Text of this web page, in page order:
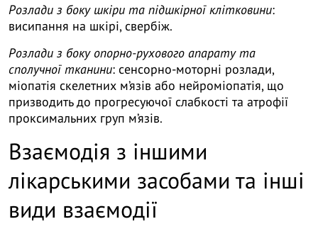
Розлади з боку шкіри та підшкірної клітковини:
висипання на шкірі, свербіж.
Розлади з боку опорно-рухового апарату та
сполучної тканини: сенсорно-моторні розлади,
міопатія скелетних м’язів або нейроміопатія, що
призводить до прогресуючої слабкості та атрофії
проксимальних груп м’язів.
Взаємодія з іншими
лікарськими засобами та інші
види взаємодії